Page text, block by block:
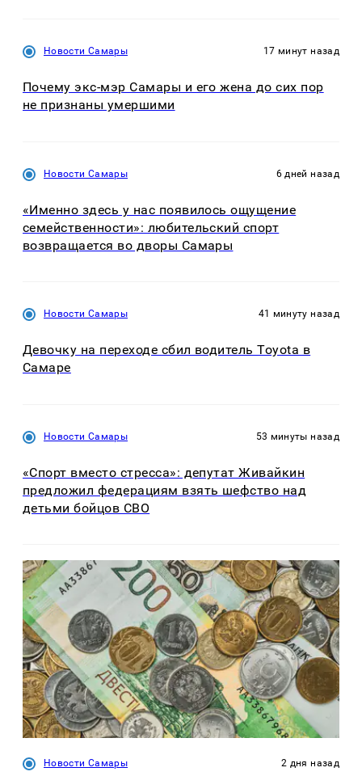
Новости Самары 17 минут назад
Почему экс-мэр Самары и его жена до сих пор
не признаны умершими
Новости Самары 6 дней назад
«Именно здесь у нас появилось ощущение
семейственности»: любительский спорт
возвращается во дворы Самары
Новости Самары 41 минуту назад
Девочку на переходе сбил водитель Toyota в
Самаре
Новости Самары 53 минуты назад
«Спорт вместо стресса»: депутат Живайкин
предложил федерациям взять шефство над
детьми бойцов СВО
Новости Самары 2 дня назад